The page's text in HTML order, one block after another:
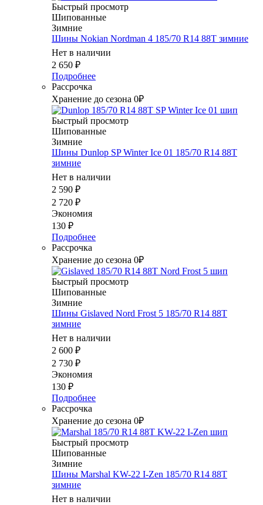
Быстрый просмотр
Шипованные
Зимние
Шины Nokian Nordman 4 185/70 R14 88T зимние
Нет в наличии
2 650 ₽
Подробнее
Рассрочка
Хранение до сезона 0₽
Быстрый просмотр
Шипованные
Зимние
Шины Dunlop SP Winter Ice 01 185/70 R14 88T
зимние
Нет в наличии
2 590 ₽
2 720 ₽
Экономия
130 ₽
Подробнее
Рассрочка
Хранение до сезона 0₽
Быстрый просмотр
Шипованные
Зимние
Шины Gislaved Nord Frost 5 185/70 R14 88T
зимние
Нет в наличии
2 600 ₽
2 730 ₽
Экономия
130 ₽
Подробнее
Рассрочка
Хранение до сезона 0₽
Быстрый просмотр
Шипованные
Зимние
Шины Marshal KW-22 I-Zen 185/70 R14 88T
зимние
Нет в наличии